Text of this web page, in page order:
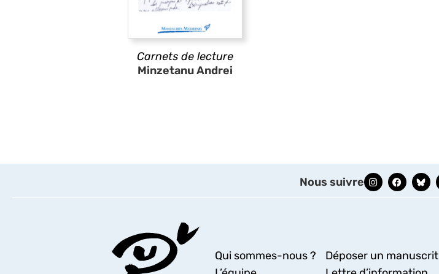
Carnets de lecture
Minzetanu Andrei
Nous suivre
Qui sommes-nous ?
Déposer un manuscrit